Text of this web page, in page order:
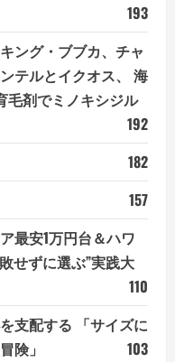
193
ング・ブブカ、チャ
テルとイクオス、 海
毛剤でミノキシジル
192
182
157
最安1万円台＆ハワ
せずに選ぶ”実践大
110
支配する 「サイズに
険」
103